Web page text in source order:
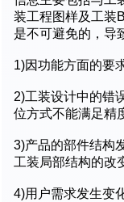
装工程图样及工装
是不可避免的，导
1)因功能方面的要
2)工装设计中的错
位方式不能满足精
3)产品的部件结构
工装局部结构的改
4)用户需求发生变